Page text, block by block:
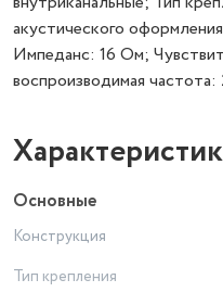
акустического
Импеданс: 16 Ом;
воспроизводимая частота:
Основные
Конструкция
Тип крепления